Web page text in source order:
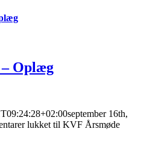
– Oplæg
september 16th,
lukket til KVF Årsmøde